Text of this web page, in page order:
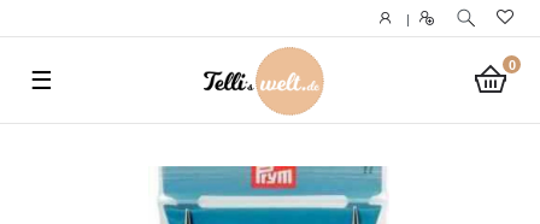
|
0
☰